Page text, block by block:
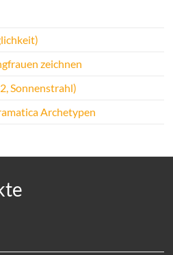
zeichnen
Sonnenstrahl)
Archetypen